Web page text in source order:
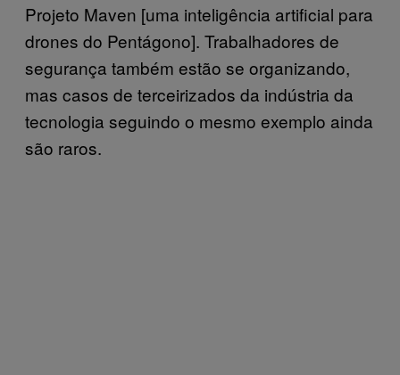
Projeto Maven [uma inteligência artificial para
drones do Pentágono]. Trabalhadores de
segurança também estão se organizando,
mas casos de terceirizados da indústria da
tecnologia seguindo o mesmo exemplo ainda
são raros.